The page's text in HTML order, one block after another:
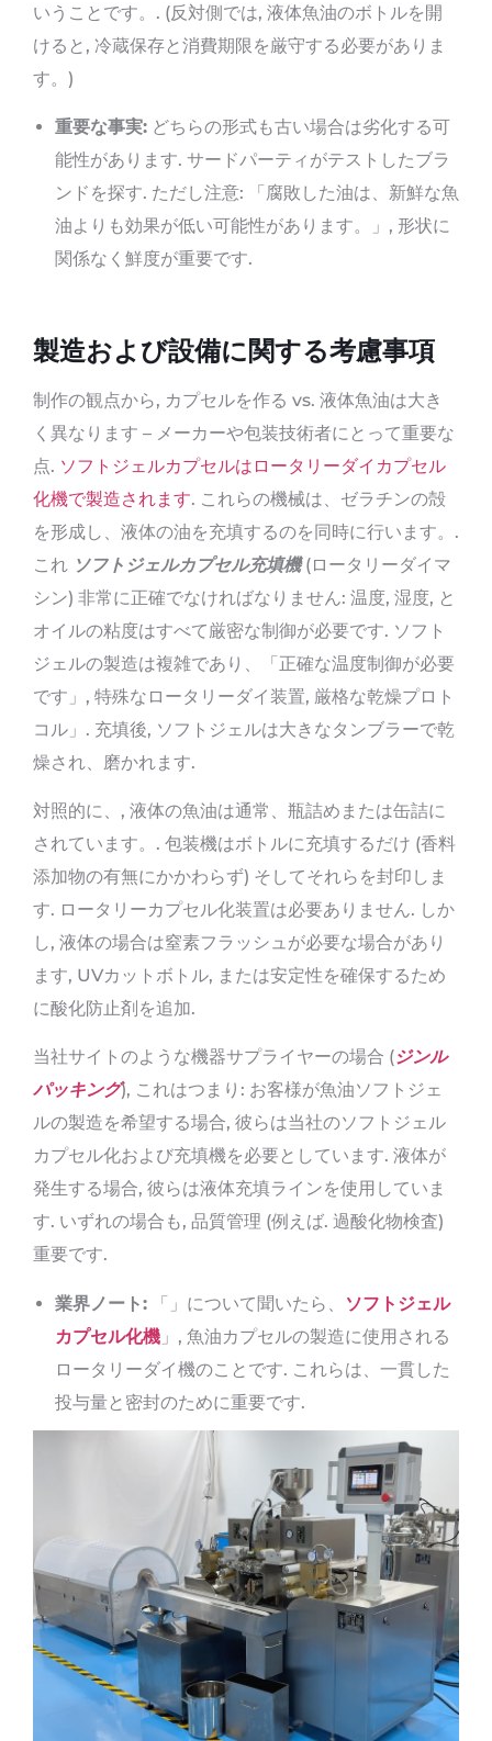
いうことです。. (反対側では, 液体魚油のボトルを開
けると, 冷蔵保存と消費期限を厳守する必要がありま
す。)
重要な事実: どちらの形式も古い場合は劣化する可
能性があります. サードパーティがテストしたブラ
ンドを探す. ただし注意: 「腐敗した油は、新鮮な魚
油よりも効果が低い可能性があります。」, 形状に
関係なく鮮度が重要です.
製造および設備に関する考慮事項
制作の観点から, カプセルを作る vs. 液体魚油は大き
く異なります – メーカーや包装技術者にとって重要な
点. ソフトジェルカプセルはロータリーダイカプセル
化機で製造されます. これらの機械は、ゼラチンの殻
を形成し、液体の油を充填するのを同時に行います。.
これ ソフトジェルカプセル充填機(ロータリーダイマ
シン) 非常に正確でなければなりません: 温度, 湿度, と
オイルの粘度はすべて厳密な制御が必要です. ソフト
ジェルの製造は複雑であり、「正確な温度制御が必要
です」, 特殊なロータリーダイ装置, 厳格な乾燥プロト
コル」. 充填後, ソフトジェルは大きなタンブラーで乾
燥され、磨かれます.
対照的に、, 液体の魚油は通常、瓶詰めまたは缶詰に
されています。. 包装機はボトルに充填するだけ (香料
添加物の有無にかかわらず) そしてそれらを封印しま
す. ロータリーカプセル化装置は必要ありません. しか
し, 液体の場合は窒素フラッシュが必要な場合があり
ます, UVカットボトル, または安定性を確保するため
に酸化防止剤を追加.
当社サイトのような機器サプライヤーの場合 (ジンル
パッキング), これはつまり: お客様が魚油ソフトジェ
ルの製造を希望する場合, 彼らは当社のソフトジェル
カプセル化および充填機を必要としています. 液体が
発生する場合, 彼らは液体充填ラインを使用していま
す. いずれの場合も, 品質管理 (例えば. 過酸化物検査)
重要です.
業界ノート: 「」について聞いたら、
ソフトジェル
カプセル化機 」, 魚油カプセルの製造に使用される
ロータリーダイ機のことです. これらは、一貫した
投与量と密封のために重要です.